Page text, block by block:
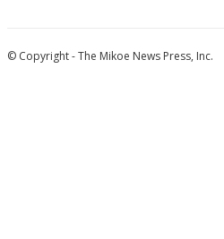
© Copyright - The Mikoe News Press, Inc.